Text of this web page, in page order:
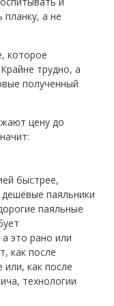
а не
которое
трудно, а
полученный
цену до
быстрее,
паяльники
паяльные
это рано или
как после
или, как после
технологии